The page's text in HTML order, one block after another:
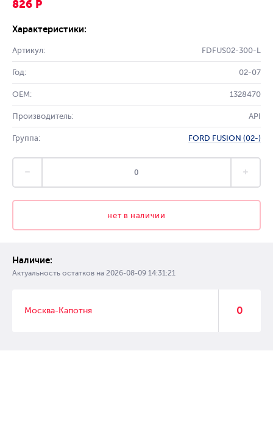
826 Р
Характеристики:
Артикул: FDFUS02-300-L
Год: 02-07
OEM: 1328470
Производитель: API
Группа: FORD FUSION (02-)
нет в наличии
Наличие:
Актуальность остатков на 2026-08-09 14:31:21
Москва-Капотня 0